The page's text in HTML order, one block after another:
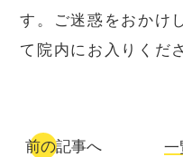
す。ご迷惑をおかけ
て院内にお入りくだ
前の記事へ 一